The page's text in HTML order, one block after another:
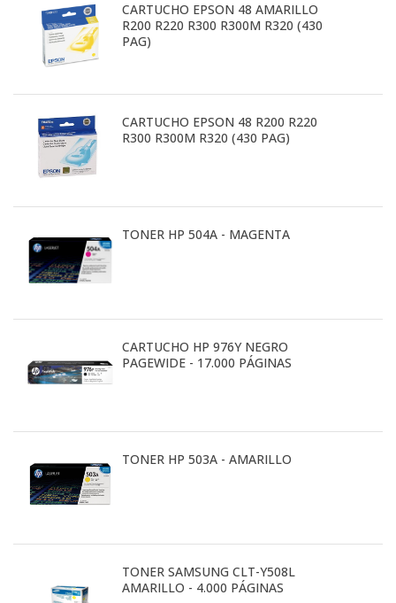
CARTUCHO EPSON 48 AMARILLO
R200 R220 R300 R300M R320 (430
PAG)
CARTUCHO EPSON 48 R200 R220
R300 R300M R320 (430 PAG)
TONER HP 504A - MAGENTA
CARTUCHO HP 976Y NEGRO
PAGEWIDE - 17.000 PÁGINAS
TONER HP 503A - AMARILLO
TONER SAMSUNG CLT-Y508L
AMARILLO - 4.000 PÁGINAS